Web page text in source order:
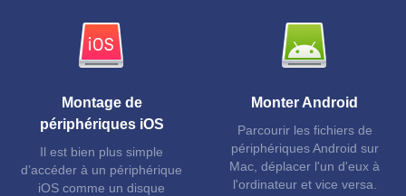
Montage de
périphériques iOS
Il est bien plus simple
d’accéder à un périphérique
iOS comme un disque
Monter Android
Parcourir les fichiers de
périphériques Android sur
Mac, déplacer l'un d'eux à
l'ordinateur et vice versa.